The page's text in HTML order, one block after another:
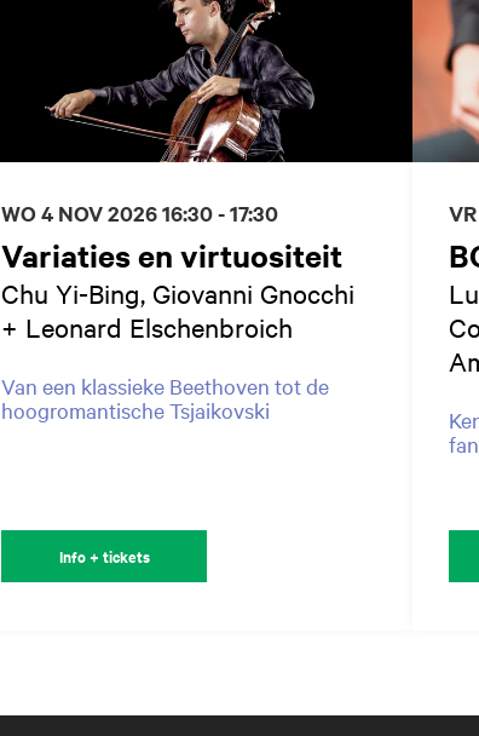
Variaties en virtuositeit
Chu Yi-Bing, Giovanni Gnocchi
+ Leonard Elschenbroich
Van een klassieke Beethoven tot de
hoogromantische Tsjaikovski
WO 4 NOV 202616:30 - 17:30
Info + tickets